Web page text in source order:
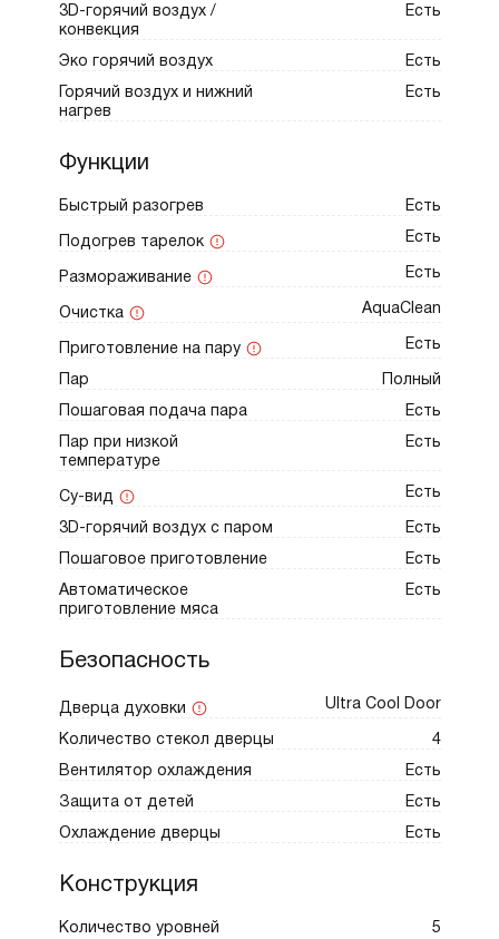
3D-горячий воздух /
конвекция
Есть
Эко горячий воздух Есть
Горячий воздух и нижний
нагрев
Есть
Функции
Быстрый разогрев Есть
Подогрев тарелок Есть
Размораживание Есть
Очистка AquaClean
Приготовление на пару Есть
Пар Полный
Пошаговая подача пара Есть
Пар при низкой
температуре
Есть
Су-вид Есть
3D-горячий воздух с паром Есть
Пошаговое приготовление Есть
Автоматическое
приготовление мяса
Есть
Безопасность
Дверца духовки Ultra Cool Door
Количество стекол дверцы 4
Вентилятор охлаждения Есть
Защита от детей Есть
Охлаждение дверцы Есть
Конструкция
Количество уровней
5